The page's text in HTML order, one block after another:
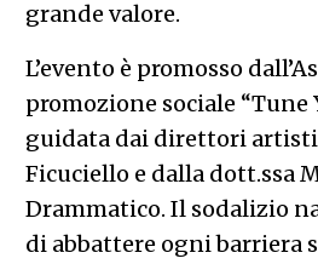
grande valore.
L’evento è promosso
promozione sociale “Tune
guidata dai direttori
Ficuciello e dalla dott.ssa
Drammatico. Il sodalizio
di abbattere ogni barriera